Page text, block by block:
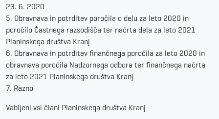
23. 6. 2020
5. Obravnava in potrditev poročila o delu za leto 2020 in
poročilo Častnega razsodišča ter načrta dela za leto 2021
Planinskega društva Kranj
6. Obravnava in potrditev finančnega poročila za leto 2020 in
obravnava poročila Nadzornega odbora ter finančnega načrta
za leto 2021 Planinskega društva Kranj
7. Razno
Vabljeni vsi člani Planinskega društva Kranj